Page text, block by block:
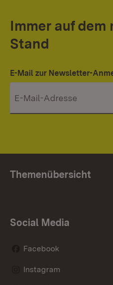
Immer auf dem
Stand
E-Mail zur Newsletter-
Themenübersicht
Social Media
Facebook
Instagram